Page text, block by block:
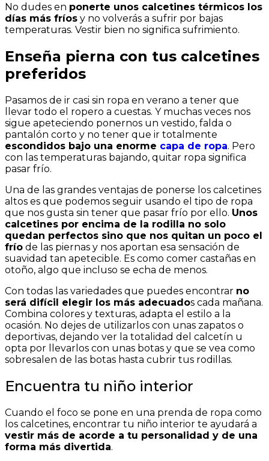
No dudes en ponerte unos calcetines térmicos los
días más fríos y no volverás a sufrir por bajas
temperaturas. Vestir bien no significa sufrimiento.
Enseña pierna con tus calcetines
preferidos
Pasamos de ir casi sin ropa en verano a tener que
llevar todo el ropero a cuestas. Y muchas veces nos
sigue apeteciendo ponernos un vestido, falda o
pantalón corto y no tener que ir totalmente
escondidos bajo una enorme capa de ropa. Pero
con las temperaturas bajando, quitar ropa significa
pasar frío.
Una de las grandes ventajas de ponerse los calcetines
altos es que podemos seguir usando el tipo de ropa
que nos gusta sin tener que pasar frío por ello. Unos
calcetines por encima de la rodilla no solo
quedan perfectos sino que nos quitan un poco el
frío de las piernas y nos aportan esa sensación de
suavidad tan apetecible. Es como comer castañas en
otoño, algo que incluso se echa de menos.
Con todas las variedades que puedes encontrar no
será difícil elegir los más adecuados cada mañana.
Combina colores y texturas, adapta el estilo a la
ocasión. No dejes de utilizarlos con unas zapatos o
deportivas, dejando ver la totalidad del calcetín u
opta por llevarlos con unas botas y que se vea como
sobresalen de las botas hasta cubrir tus rodillas.
Encuentra tu niño interior
Cuando el foco se pone en una prenda de ropa como
los calcetines, encontrar tu niño interior te ayudará a
vestir más de acorde a tu personalidad y de una
forma más divertida.